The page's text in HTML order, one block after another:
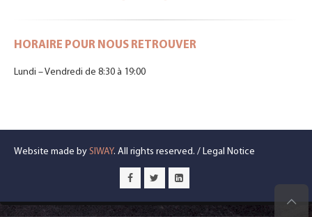
HORAIRE POUR NOUS RETROUVER
Lundi – Vendredi de 8:30 à 19:00
Website made by SIWAY. All rights reserved. / Legal Notice